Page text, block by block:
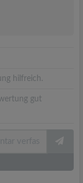
hilfreich.
gut